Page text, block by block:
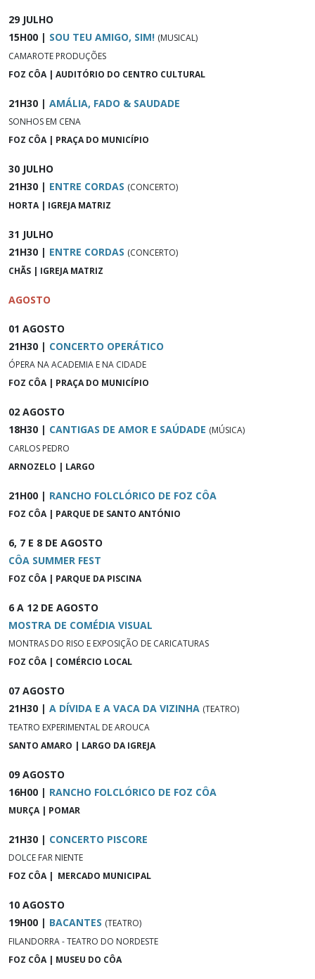
29 JULHO
15H00 | SOU TEU AMIGO, SIM! (MUSICAL)
CAMAROTE PRODUÇÕES
FOZ CÔA | AUDITÓRIO DO CENTRO CULTURAL
21H30 | AMÁLIA, FADO & SAUDADE
SONHOS EM CENA
FOZ CÔA | PRAÇA DO MUNICÍPIO
30 JULHO
21H30 | ENTRE CORDAS (CONCERTO)
HORTA | IGREJA MATRIZ
31 JULHO
21H30 | ENTRE CORDAS (CONCERTO)
CHÃS | IGREJA MATRIZ
AGOSTO
01 AGOSTO
21H30 | CONCERTO OPERÁTICO
ÓPERA NA ACADEMIA E NA CIDADE
FOZ CÔA | PRAÇA DO MUNICÍPIO
02 AGOSTO
18H30 | CANTIGAS DE AMOR E SAÚDADE (MÚSICA)
CARLOS PEDRO
ARNOZELO | LARGO
21H00 | RANCHO FOLCLÓRICO DE FOZ CÔA
FOZ CÔA | PARQUE DE SANTO ANTÓNIO
6, 7 E 8 DE AGOSTO
CÔA SUMMER FEST
FOZ CÔA | PARQUE DA PISCINA
6 A 12 DE AGOSTO
MOSTRA DE COMÉDIA VISUAL
MONTRAS DO RISO E EXPOSIÇÃO DE CARICATURAS
FOZ CÔA | COMÉRCIO LOCAL
07 AGOSTO
21H30 | A DÍVIDA E A VACA DA VIZINHA (TEATRO)
TEATRO EXPERIMENTAL DE AROUCA
SANTO AMARO | LARGO DA IGREJA
09 AGOSTO
16H00 | RANCHO FOLCLÓRICO DE FOZ CÔA
MURÇA | POMAR
21H30 | CONCERTO PISCORE
DOLCE FAR NIENTE
FOZ CÔA | MERCADO MUNICIPAL
10 AGOSTO
19H00 | BACANTES (TEATRO)
FILANDORRA - TEATRO DO NORDESTE
FOZ CÔA | MUSEU DO CÔA